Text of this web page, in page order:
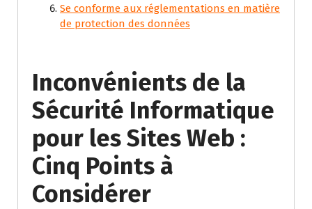
Se conforme aux réglementations en matière
de protection des données
Inconvénients de la
Sécurité Informatique
pour les Sites Web :
Cinq Points à
Considérer